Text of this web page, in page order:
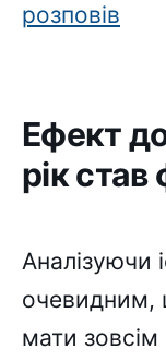
розповів
Ефект
рік
Аналізуючи
очевидним,
мати зовсім